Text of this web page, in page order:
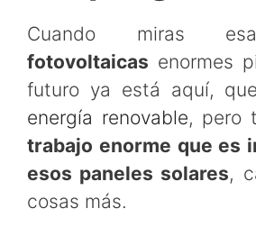
Cuando miras
fotovoltaicas enormes
futuro ya está aquí,
energía renovable, pero
trabajo enorme que es
esos paneles solares,
cosas más.